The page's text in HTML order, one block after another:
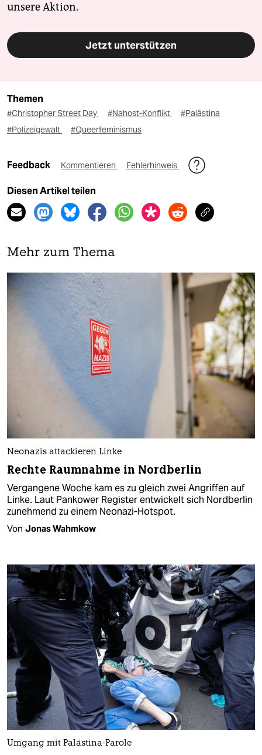
unsere Aktion.
Jetzt unterstützen
Themen
#Christopher Street Day #Nahost-Konflikt
#Palästina
#Polizeigewalt
#Queerfeminismus
Feedback Kommentieren Fehlerhinweis
Diesen Artikel teilen
Mehr zum Thema
Neonazis attackieren Linke
Rechte Raumnahme in Nordberlin
Vergangene Woche kam es zu gleich zwei Angriffen auf
Linke. Laut Pankower Register entwickelt sich Nordberlin
zunehmend zu einem Neonazi-Hotspot.
Von Jonas Wahmkow
Umgang mit Palästina-Parole